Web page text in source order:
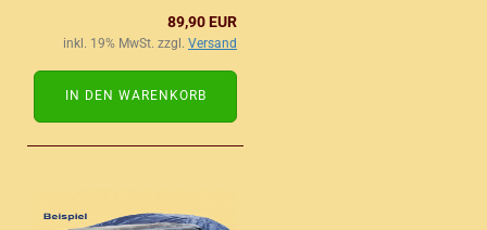
89,90 EUR
inkl. 19% MwSt. zzgl. Versand
IN DEN WARENKORB